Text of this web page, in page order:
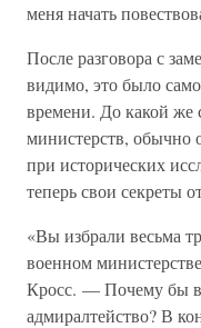
меня начать
После разговора с
видимо, это было
времени. До какой
министерств,
при исторических
теперь свои секреты
«Вы избрали весьма
военном
Кросс. — Почему бы
адмиралтейство? В